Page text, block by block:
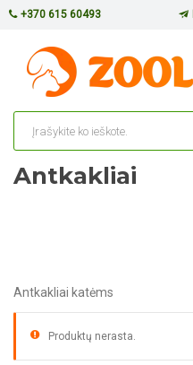
+370 615 60493
Antkakliai
Antkakliai katėms
Produktų nerasta.